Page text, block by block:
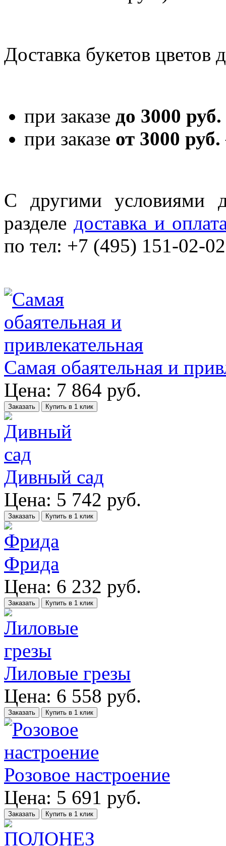
Доставка букетов
при заказе до 3000 руб.
при заказе от 3000 руб.
С другими условиями
разделе доставка и
по тел: +7 (495) 151-02-02
Самая обаятельная и
Цена: 7 864 руб.
Заказать Купить в 1 клик
Дивный сад
Цена: 5 742 руб.
Заказать Купить в 1 клик
Фрида
Цена: 6 232 руб.
Заказать Купить в 1 клик
Лиловые грезы
Цена: 6 558 руб.
Заказать Купить в 1 клик
Розовое настроение
Цена: 5 691 руб.
Заказать Купить в 1 клик